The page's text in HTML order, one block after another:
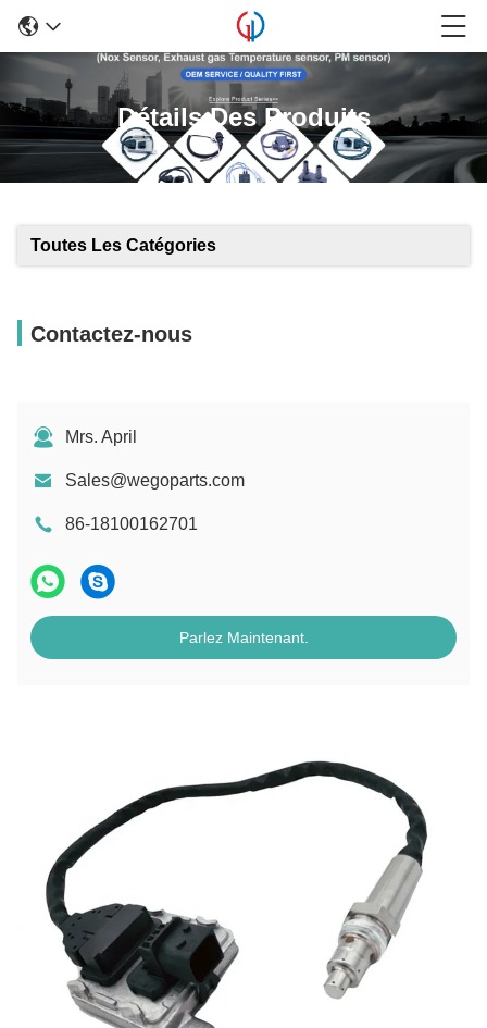
Détails Des Produits
Toutes Les Catégories
Contactez-nous
Mrs. April
Sales@wegoparts.com
86-18100162701
Parlez Maintenant.